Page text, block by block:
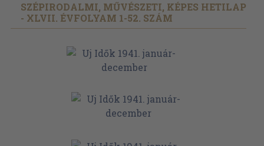
SZÉPIRODALMI, MŰVÉSZETI, KÉPES HETILAP
- XLVII. ÉVFOLYAM 1-52. SZÁM